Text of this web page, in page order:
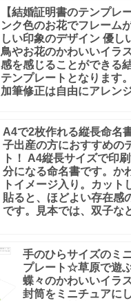
【結婚証明書のテンプレ
ンク色のお花でフレーム
しい印象のデザイン 優し
鳥やお花のかわいいイラ
感を感じることができる
テンプレートとなります
加筆修正は自由にアレン
A4で2枚作れる縦長命名
子出産の方におすすめの
ト！ A4縦長サイズで印
分になる命名書です。か
トイメージ入り。カット
貼ると、ほどよい存在感
です。見本では、双子な
手のひらサイズのミ
プレート☆草原で遊
蝶々のかわいいイラ
封筒をミニチュアに